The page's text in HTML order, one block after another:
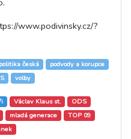
www.podivinsky.cz/?
politika česká
podvody a korupce
volby
Václav Klaus st.
ODS
mladá generace
TOP 09